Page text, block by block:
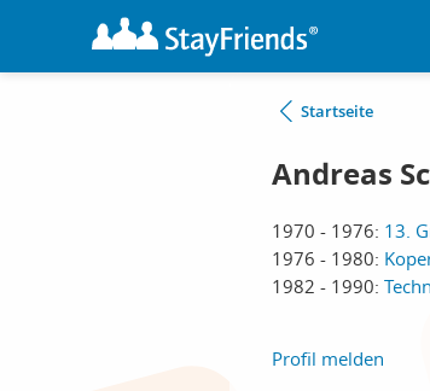
Startseite
Andreas
1970 - 1976: 13.
1976 - 1980:
1982 - 1990:
Profil melden